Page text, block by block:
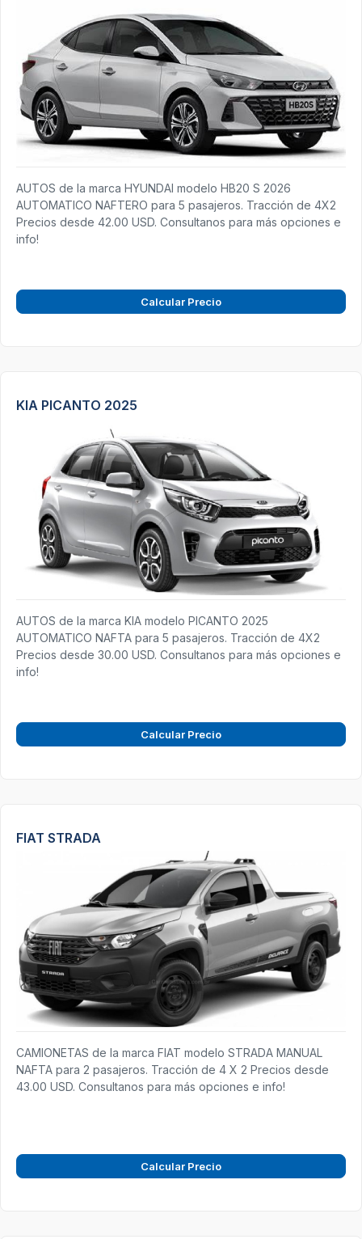
AUTOS de la marca HYUNDAI modelo HB20 S 2026
AUTOMATICO NAFTERO para 5 pasajeros. Tracción de 4X2
Precios desde 42.00 USD. Consultanos para más opciones e
info!
Calcular Precio
KIA PICANTO 2025
AUTOS de la marca KIA modelo PICANTO 2025
AUTOMATICO NAFTA para 5 pasajeros. Tracción de 4X2
Precios desde 30.00 USD. Consultanos para más opciones e
info!
Calcular Precio
FIAT STRADA
CAMIONETAS de la marca FIAT modelo STRADA MANUAL
NAFTA para 2 pasajeros. Tracción de 4 X 2 Precios desde
43.00 USD. Consultanos para más opciones e info!
Calcular Precio